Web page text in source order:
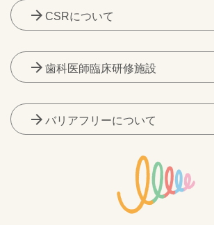
arrow_forward CSRについて
arrow_forward 歯科医師臨床研修施設
arrow_forward バリアフリーについて